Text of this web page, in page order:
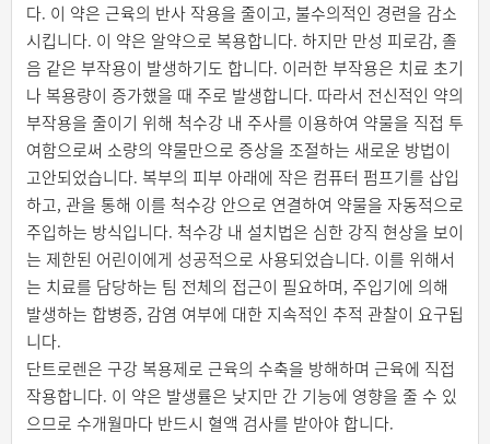
다. 이 약은 근육의 반사 작용을 줄이고, 불수의적인 경련을 감소
시킵니다. 이 약은 알약으로 복용합니다. 하지만 만성 피로감, 졸
음 같은 부작용이 발생하기도 합니다. 이러한 부작용은 치료 초기
나 복용량이 증가했을 때 주로 발생합니다. 따라서 전신적인 약의
부작용을 줄이기 위해 척수강 내 주사를 이용하여 약물을 직접 투
여함으로써 소량의 약물만으로 증상을 조절하는 새로운 방법이
고안되었습니다. 복부의 피부 아래에 작은 컴퓨터 펌프기를 삽입
하고, 관을 통해 이를 척수강 안으로 연결하여 약물을 자동적으로
주입하는 방식입니다. 척수강 내 설치법은 심한 강직 현상을 보이
는 제한된 어린이에게 성공적으로 사용되었습니다. 이를 위해서
는 치료를 담당하는 팀 전체의 접근이 필요하며, 주입기에 의해
발생하는 합병증, 감염 여부에 대한 지속적인 추적 관찰이 요구됩
니다.
단트로렌은 구강 복용제로 근육의 수축을 방해하며 근육에 직접
작용합니다. 이 약은 발생률은 낮지만 간 기능에 영향을 줄 수 있
으므로 수개월마다 반드시 혈액 검사를 받아야 합니다.